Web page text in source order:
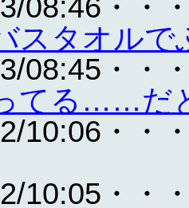
08:46・・
スタオルで
08:45・・
てる……だ
10:06・・
10:05・・